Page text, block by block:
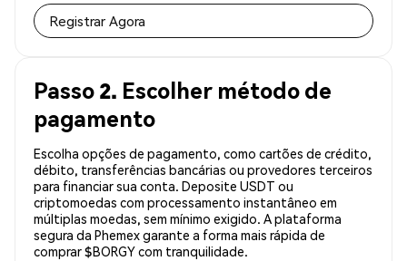
Registrar Agora
Passo 2. Escolher método de
pagamento
Escolha opções de pagamento, como cartões de crédito,
débito, transferências bancárias ou provedores terceiros
para financiar sua conta. Deposite USDT ou
criptomoedas com processamento instantâneo em
múltiplas moedas, sem mínimo exigido. A plataforma
segura da Phemex garante a forma mais rápida de
comprar $BORGY com tranquilidade.